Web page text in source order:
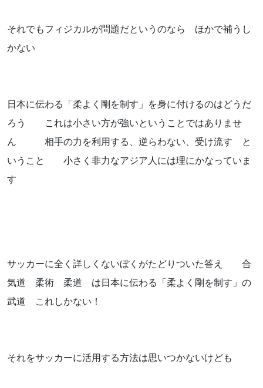
お気軽にお問い合わせください。
よくあるご質問
アクセス
それでもフィジカルが問題だというのなら ほかで補うし
かない
日本に伝わる「柔よく剛を制す」を身に付けるのはどうだ
ろう これは小さい方が強いということではありませ
ん 相手の力を利用する、逆らわない、受け流す と
いうこと 小さく非力なアジア人には理にかなっていま
す
サッカーに全く詳しくないぼくがたどりついた答え 合
気道 柔術 柔道 は日本に伝わる「柔よく剛を制す」の
武道 これしかない！
それをサッカーに活用する方法は思いつかないけども